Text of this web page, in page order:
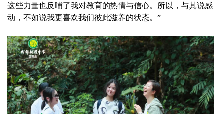
这些力量也反哺了我对教育的热情与信心。所以，与其说感
动，不如说我更喜欢我们彼此滋养的状态。”